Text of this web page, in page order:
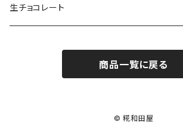
生チョコレート
商品一覧に戻る
© 糀和田屋